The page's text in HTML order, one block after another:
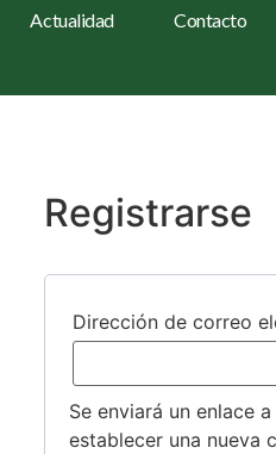
Actualidad Contacto
Registrarse
Dirección de correo
Se enviará un enlace
establecer una nueva